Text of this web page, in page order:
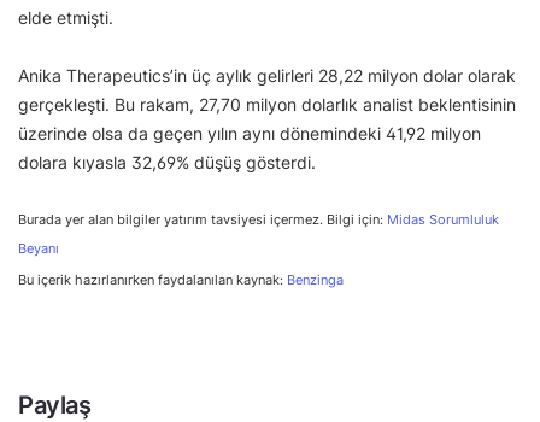
elde etmişti.
Anika Therapeutics’in üç aylık gelirleri 28,22 milyon dolar olarak
gerçekleşti. Bu rakam, 27,70 milyon dolarlık analist beklentisinin
üzerinde olsa da geçen yılın aynı dönemindeki 41,92 milyon
dolara kıyasla 32,69% düşüş gösterdi.
Burada yer alan bilgiler yatırım tavsiyesi içermez. Bilgi için: Midas Sorumluluk
Beyanı
Bu içerik hazırlanırken faydalanılan kaynak: Benzinga
Paylaş